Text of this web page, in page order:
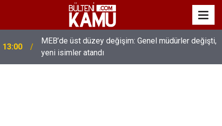
13:00
MEB’de üst düzey değişim: Genel müdürler değişti,
yeni isimler atandı